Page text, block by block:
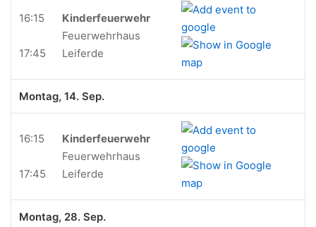
16:15
17:45
Kinderfeuerwehr
Feuerwehrhaus
Leiferde
Montag, 14. Sep.
16:15
17:45
Kinderfeuerwehr
Feuerwehrhaus
Leiferde
Montag, 28. Sep.